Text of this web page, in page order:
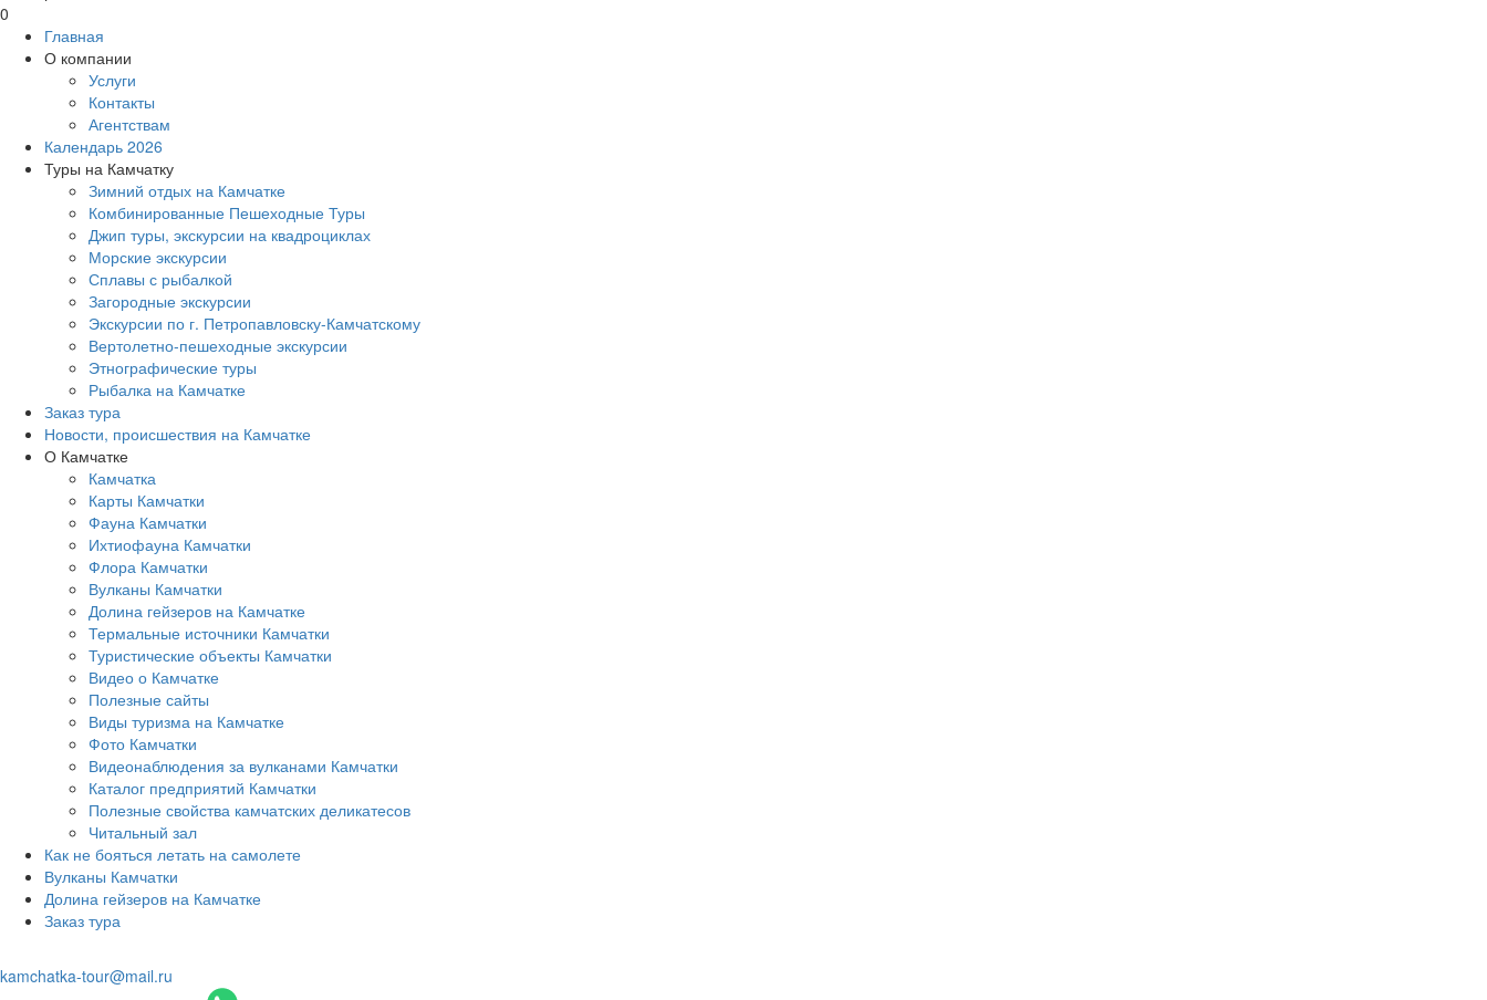
0
Главная
О компании
Услуги
Контакты
Агентствам
Календарь 2026
Туры на Камчатку
Зимний отдых на Камчатке
Комбинированные Пешеходные Туры
Джип туры, экскурсии на квадроциклах
Морские экскурсии
Сплавы с рыбалкой
Загородные экскурсии
Экскурсии по г. Петропавловску-Камчатскому
Вертолетно-пешеходные экскурсии
Этнографические туры
Рыбалка на Камчатке
Заказ тура
Новости, происшествия на Камчатке
О Камчатке
Камчатка
Карты Камчатки
Фауна Камчатки
Ихтиофауна Камчатки
Флора Камчатки
Вулканы Камчатки
Долина гейзеров на Камчатке
Термальные источники Камчатки
Туристические объекты Камчатки
Видео о Камчатке
Полезные сайты
Виды туризма на Камчатке
Фото Камчатки
Видеонаблюдения за вулканами Камчатки
Каталог предприятий Камчатки
Полезные свойства камчатских деликатесов
Читальный зал
Как не бояться летать на самолете
Вулканы Камчатки
Долина гейзеров на Камчатке
Заказ тура
kamchatka-tour@mail.ru